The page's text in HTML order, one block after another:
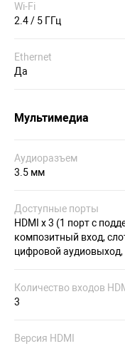
Wi-Fi
2.4 / 5 ГГц
Ethernet
Да
Мультимедиа
Аудиоразъем
3.5 мм
Доступные порты
HDMI х 3 (1 порт с
композитный вход,
цифровой аудиовыход,
Количество входов
3
Версия HDMI